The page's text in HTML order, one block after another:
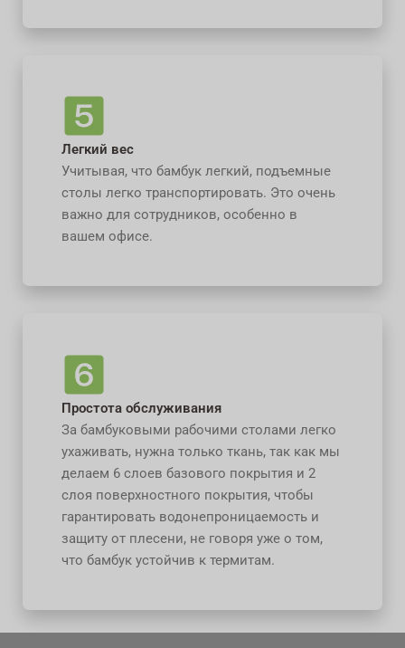
Легкий вес
Учитывая, что бамбук легкий, подъемные
столы легко транспортировать. Это очень
важно для сотрудников, особенно в
вашем офисе.
Простота обслуживания
За бамбуковыми рабочими столами легко
ухаживать, нужна только ткань, так как мы
делаем 6 слоев базового покрытия и 2
слоя поверхностного покрытия, чтобы
гарантировать водонепроницаемость и
защиту от плесени, не говоря уже о том,
что бамбук устойчив к термитам.